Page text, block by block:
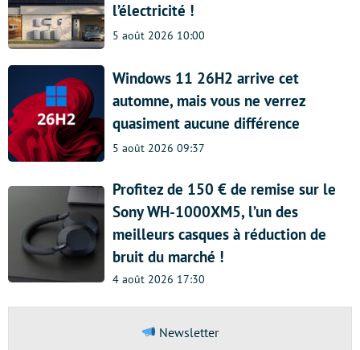
l’électricité !
5 août 2026 10:00
Windows 11 26H2 arrive cet
automne, mais vous ne verrez
quasiment aucune différence
5 août 2026 09:37
Profitez de 150 € de remise sur le
Sony WH-1000XM5, l’un des
meilleurs casques à réduction de
bruit du marché !
4 août 2026 17:30
Newsletter